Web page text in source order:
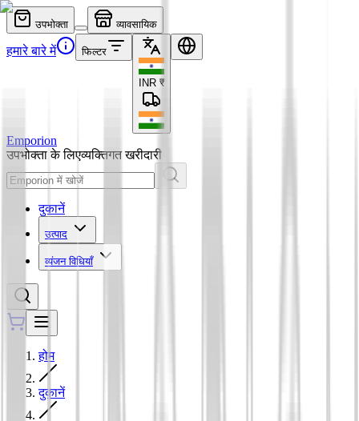
उपभोक्ता व्यावसायिक
हमारे बारे में फिल्टर
INR ₹
Emporion
उपभोक्ता के लिएव्यक्तिगत खरीदारी
दुकानें
उत्पाद
व्यंजन विधियाँ
होम
दुकानें